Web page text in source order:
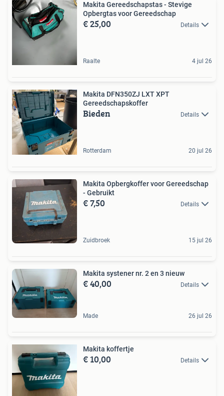
Makita Gereedschapstas - Stevige
Opbergtas voor Gereedschap
€ 25,00 Details
Raalte 4 jul 26
Makita DFN350ZJ LXT XPT
Gereedschapskoffer
Bieden Details
Rotterdam 20 jul 26
Makita Opbergkoffer voor Gereedschap
- Gebruikt
€ 7,50 Details
Zuidbroek 15 jul 26
Makita systener nr. 2 en 3 nieuw
€ 40,00 Details
Made 26 jul 26
Makita koffertje
€ 10,00 Details